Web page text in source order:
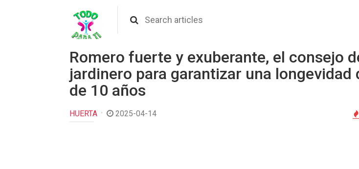
Romero fuerte y exuberante, el consejo
jardinero para garantizar una longevidad
de 10 años
HUERTA 2025-04-14